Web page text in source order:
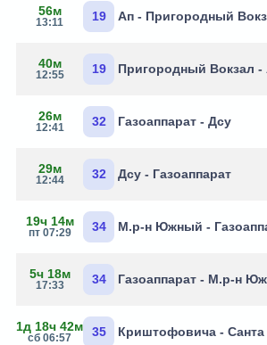
56м
13:11 19 Ап - Пригородный
40м
12:55 19 Пригородный Вокзал -
26м
12:41 32 Газоаппарат - Дсу
29м
12:44 32 Дсу - Газоаппарат
19ч 14м
пт 07:29 34 М.р-н Южный -
5ч 18м
17:33 34 Газоаппарат - М.р-н
1д 18ч 42м
сб 06:57 35 Криштофовича -